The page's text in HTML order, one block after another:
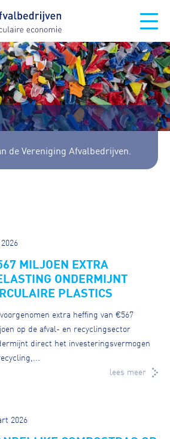
de Vereniging Afvalbedrijven.
MILJOEN EXTRA
ONDERMIJNT
PLASTICS
extra heffing van €567
op de afval- en recyclingsector
direct het investeringsvermogen
lees meer
2026